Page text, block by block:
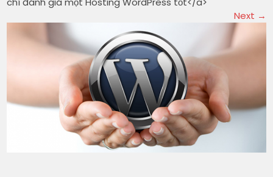
Next →